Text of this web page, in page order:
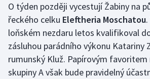
Ragby
Rychlobruslení
Rychlostní kanoistika
O týden později vycestují Žabiny na
řeckého celku Eleftheria Moschatou
loňském nezdaru letos kvalifikoval
zásluhou parádního výkonu Katariny
rumunský Kluž. Papírovým favoritem
skupiny A však bude pravidelný